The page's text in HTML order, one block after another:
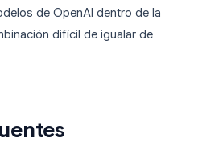
de OpenAI dentro de la
difícil de igualar de